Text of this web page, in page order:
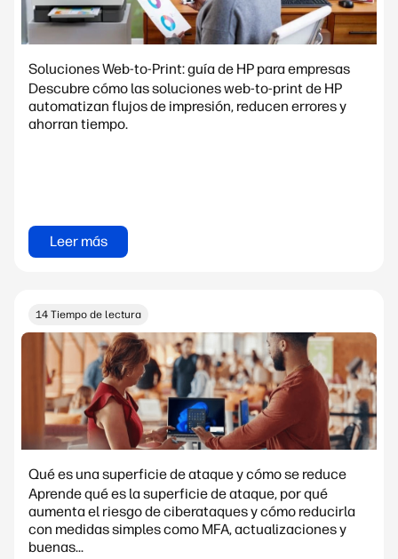
Soluciones Web-to-Print: guía de HP para empresas
Descubre cómo las soluciones web-to-print de HP
automatizan flujos de impresión, reducen errores y
ahorran tiempo.
Leer más
14 Tiempo de lectura
Qué es una superficie de ataque y cómo se reduce
Aprende qué es la superficie de ataque, por qué
aumenta el riesgo de ciberataques y cómo reducirla
con medidas simples como MFA, actualizaciones y
buenas...